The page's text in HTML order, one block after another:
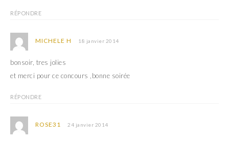
RÉPONDRE
MICHELE H 18 janvier 2014
bonsoir, tres jolies
et merci pour ce concours ,bonne soirée
RÉPONDRE
ROSE31 24 janvier 2014